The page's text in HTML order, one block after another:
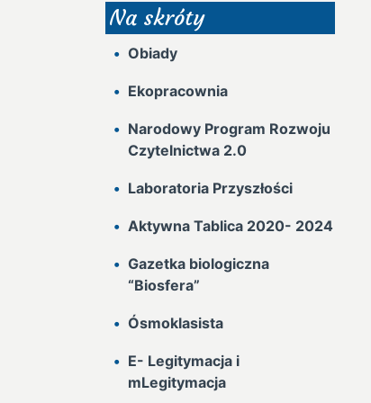
Na skróty
Obiady
Ekopracownia
Narodowy Program Rozwoju
Czytelnictwa 2.0
Laboratoria Przyszłości
Aktywna Tablica 2020- 2024
Gazetka biologiczna
“Biosfera”
Ósmoklasista
E- Legitymacja i
mLegitymacja